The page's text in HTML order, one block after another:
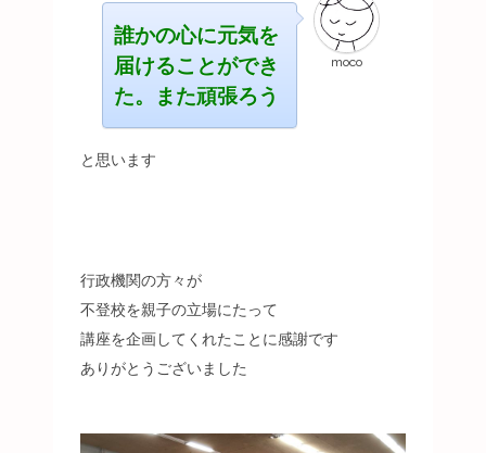
moco
誰かの心に元気を
届けることができ
た。また頑張ろう
と思います
行政機関の方々が
不登校を親子の立場にたって
講座を企画してくれたことに感謝です
ありがとうございました